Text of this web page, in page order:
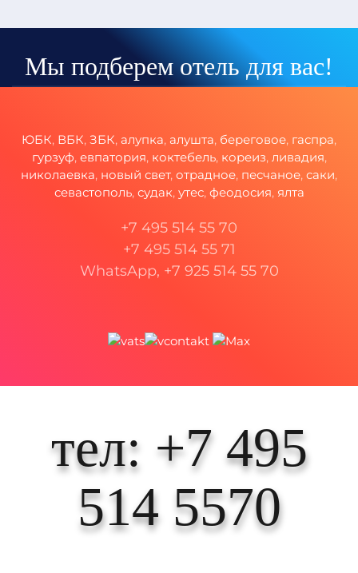
Мы подберем отель для вас!
ЮБК, ВБК, ЗБК, алупка, алушта, береговое, гаспра,
гурзуф, евпатория, коктебель, кореиз, ливадия,
николаевка, новый свет, отрадное, песчаное, саки,
севастополь, судак, утес, феодосия, ялта
+7 495 514 55 70
+7 495 514 55 71
WhatsApp, +7 925 514 55 70
тел: +7 495
514 5570